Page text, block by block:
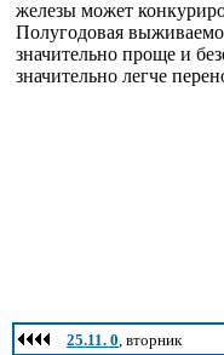
железы может
Полугодовая
значительно проще и
значительно легче
25.11. 0, вторник